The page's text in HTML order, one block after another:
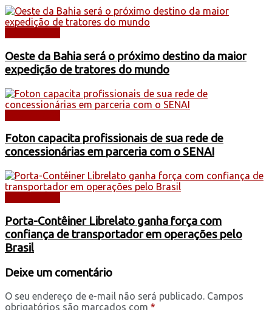
Oeste da Bahia será o próximo destino da maior
expedição de tratores do mundo
Foton capacita profissionais de sua rede de
concessionárias em parceria com o SENAI
Porta-Contêiner Librelato ganha força com
confiança de transportador em operações pelo
Brasil
Deixe um comentário
O seu endereço de e-mail não será publicado. Campos
obrigatórios são marcados com *